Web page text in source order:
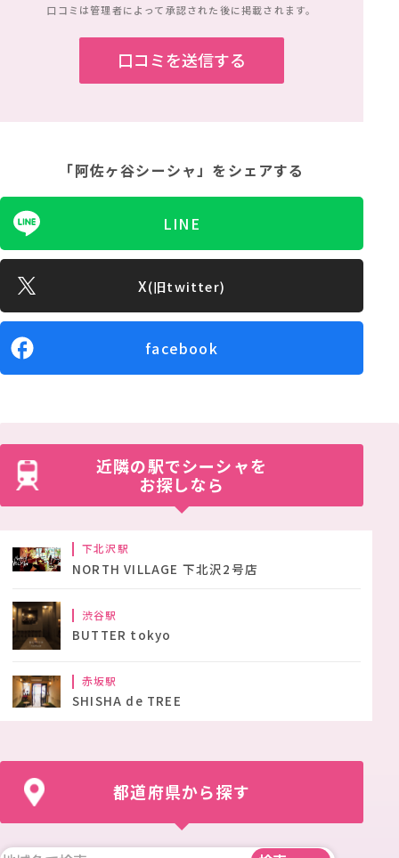
口コミは管理者によって承認された後に掲載されます。
「阿佐ヶ谷シーシャ」 をシェアする
LINE
X(旧twitter)
facebook
近隣の駅でシーシャを
お探しなら
下北沢駅
NORTH VILLAGE 下北沢2号店
渋谷駅
BUTTER tokyo
赤坂駅
SHISHA de TREE
都道府県から探す